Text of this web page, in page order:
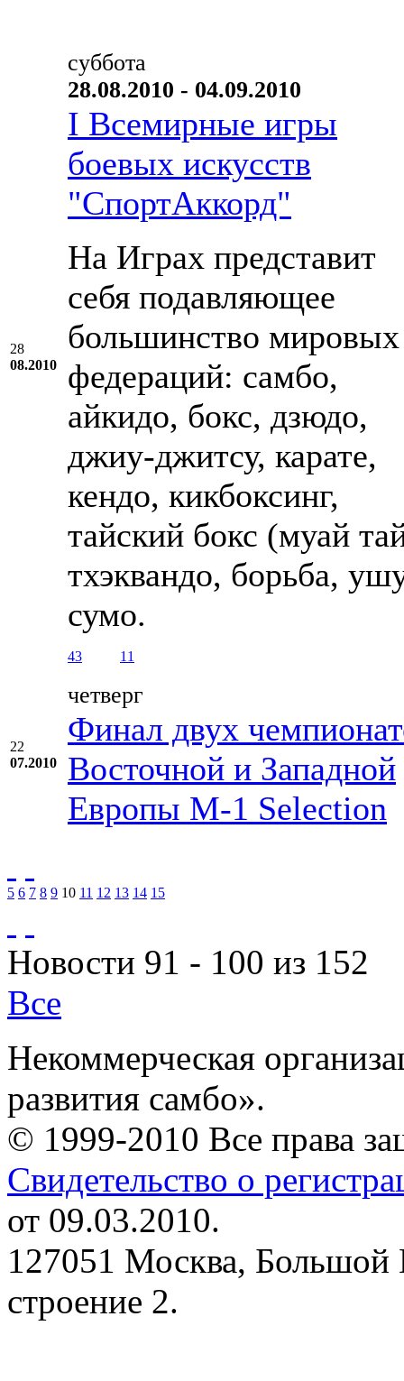
28
08.2010
суббота
28.08.2010 - 04.09.2010
I Всемирные игры
боевых искусств
"СпортАккорд"
На Играх представит
себя подавляющее
большинство мировых
федераций: самбо,
айкидо, бокс, дзюдо,
джиу-джитсу, карате,
кендо, кикбоксинг,
тайский бокс (муай
тхэквандо, борьба,
сумо.
43 11
22
07.2010
четверг
Финал двух
Восточной и Западной
Европы М-1 Selection
5 6 7 8 9 10 11 12 13 14 15
Новости 91 - 100 из 152
Все
Некоммерческая
развития самбо».
© 1999-2010 Все права
Свидетельство о
от 09.03.2010.
127051 Москва, Большой
строение 2.